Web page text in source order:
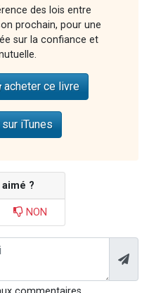
des lois entre
prochain, pour une
sur la confiance et
acheter ce livre
iTunes
?
NON